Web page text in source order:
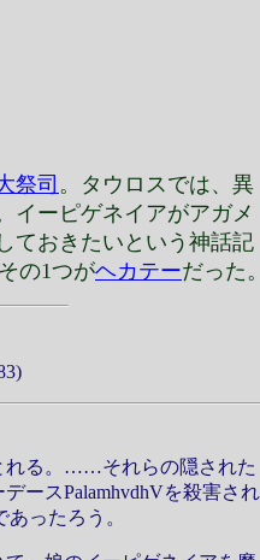
祭司 。タウロスでは、異
イーピゲネイアがアガメ
ておきたいという神話記
の1つがヘカテーだった。
れる。……それらの隠された
ースPalamhvdhVを殺害され
ったろう。